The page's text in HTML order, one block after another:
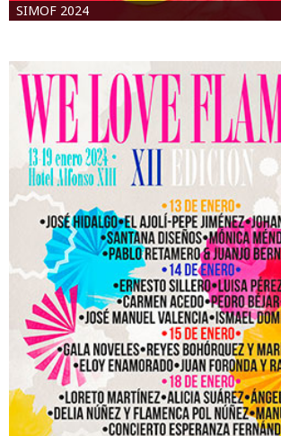
SIMOF 2024